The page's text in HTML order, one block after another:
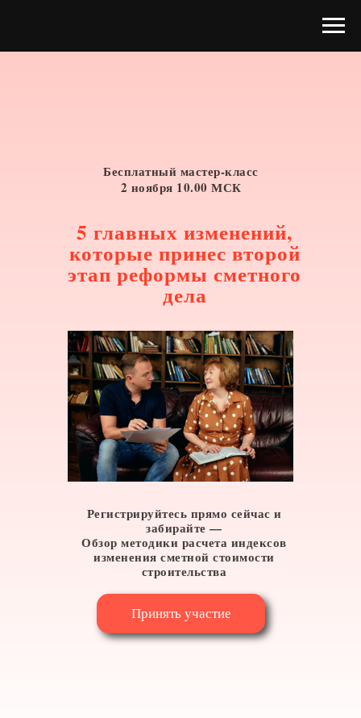
5 главных изменений,
которые принес второй
этап реформы сметного
дела
Принять участие
Бесплатный мастер-класс
2 ноября 10.00 МСК
Регистрируйтесь прямо сейчас и
забирайте —
Обзор методики расчета индексов
изменения сметной стоимости
строительства